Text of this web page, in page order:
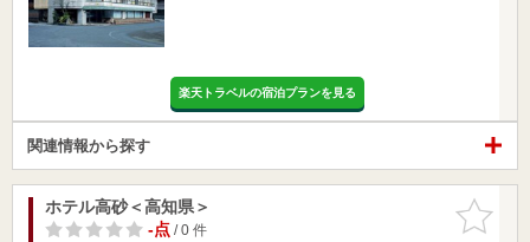
楽天トラベルの宿泊プランを見る
関連情報から探す
お気に入
りに追加
ホテル高砂＜高知県＞
-点/ 0 件